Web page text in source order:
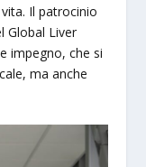
Il patrocinio
Global Liver
impegno, che si
ma anche